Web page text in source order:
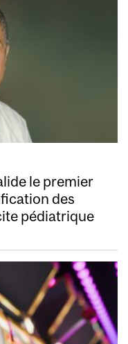
le premier
des
pédiatrique